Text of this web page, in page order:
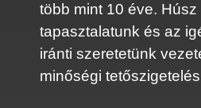
több mint 10 éve.
tapasztalatunk és az
iránti szeretetünk
minőségi